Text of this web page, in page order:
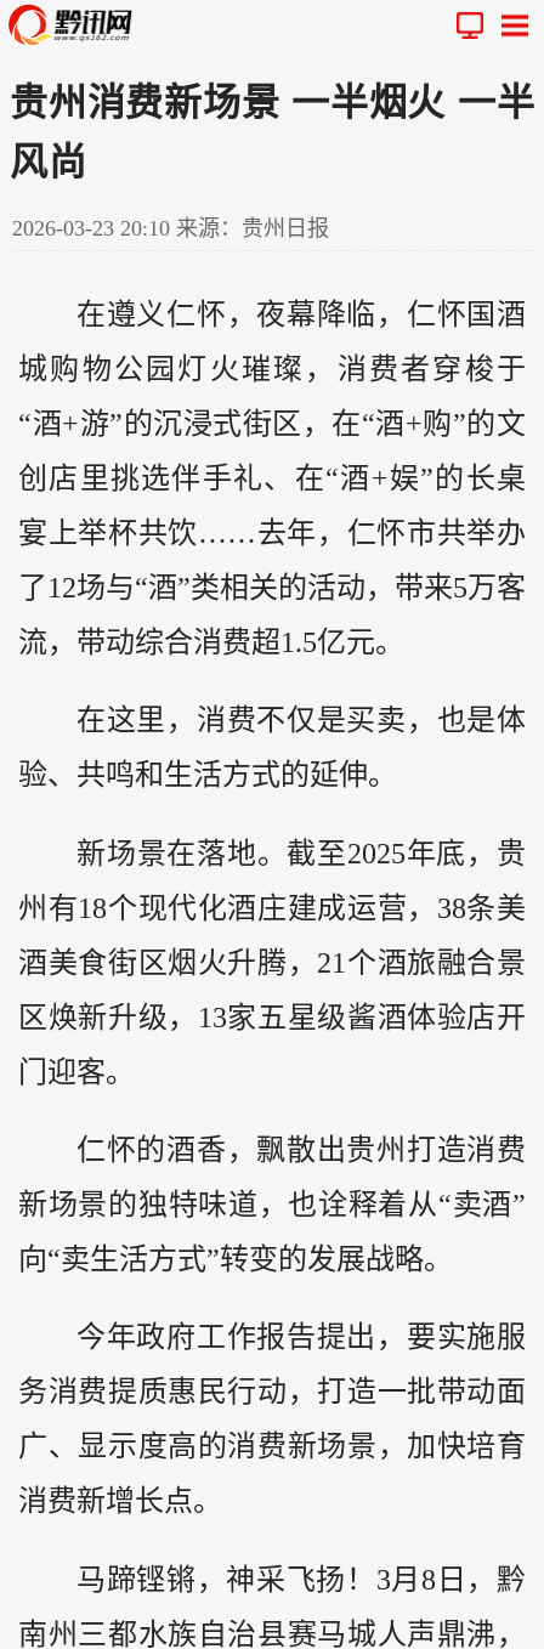
贵州消费新场景 一半烟火 一半
风尚
2026-03-23 20:10 来源：贵州日报
在遵义仁怀，夜幕降临，仁怀国酒
城购物公园灯火璀璨，消费者穿梭于
“酒+游”的沉浸式街区，在“酒+购”的文
创店里挑选伴手礼、在“酒+娱”的长桌
宴上举杯共饮……去年，仁怀市共举办
了12场与“酒”类相关的活动，带来5万客
流，带动综合消费超1.5亿元。
在这里，消费不仅是买卖，也是体
验、共鸣和生活方式的延伸。
新场景在落地。截至2025年底， 贵
州 有18个现代化酒庄建成运营，38条美
酒美食街区烟火升腾，21个酒旅融合景
区焕新升级，13家五星级酱酒体验店开
门迎客。
仁怀的酒香，飘散出贵州打造消费
新场景的独特味道，也诠释着从“卖酒”
向“卖生活方式”转变的发展战略。
今年政府工作报告提出，要实施服
务消费提质惠民行动，打造一批带动面
广、显示度高的消费新场景，加快培育
消费新增长点。
马蹄铿锵，神采飞扬！3月8日， 黔
南州三都水族自治县赛马城人声鼎沸，